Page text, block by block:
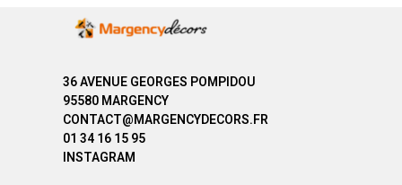
36 AVENUE GEORGES POMPIDOU
95580 MARGENCY
CONTACT@MARGENCYDECORS.FR
01 34 16 15 95
INSTAGRAM